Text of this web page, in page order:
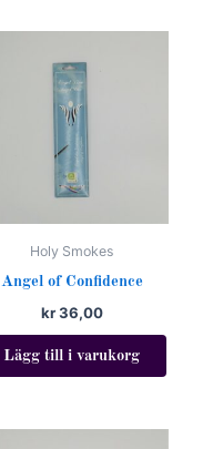
Holy Smokes
Angel of Confidence
kr36,00
Lägg till i varukorg